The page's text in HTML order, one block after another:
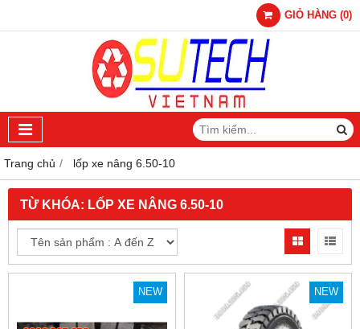
GIỎ HÀNG (0)
Trang chủ lốp xe nâng 6.50-10
TỪ KHÓA: LỐP XE NÂNG 6.50-10
NEW NEW